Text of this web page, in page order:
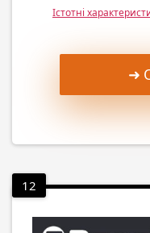
Істотні
➜
12